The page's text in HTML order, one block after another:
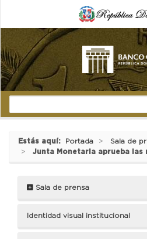
Estás aquí: Portada Sala de
Junta Monetaria aprueba las
Sala de prensa
Identidad visual institucional